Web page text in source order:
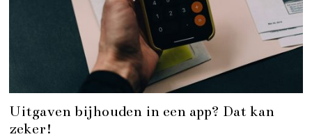
Uitgaven bijhouden in een app? Dat kan
zeker!